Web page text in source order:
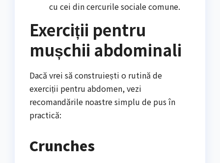
cu cei din cercurile sociale comune.
Exerciții pentru
mușchii abdominali
Dacă vrei să construiești o rutină de
exerciții pentru abdomen, vezi
recomandările noastre simplu de pus în
practică:
Crunches